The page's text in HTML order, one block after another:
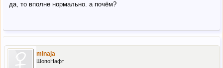
да, то вполне нормально. а почём?
minaja
ШопоНафт